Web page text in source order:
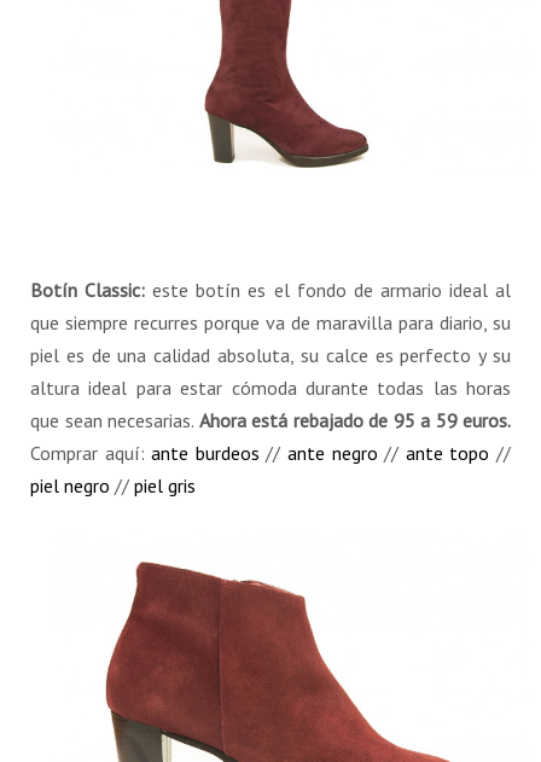
Botín Classic:este botín es el fondo de armario ideal al
que siempre recurres porque va de maravilla para diario, su
piel es de una calidad absoluta, su calce es perfecto y su
altura ideal para estar cómoda durante todas las horas
que sean necesarias. Ahora está rebajado de 95 a 59 euros.
Comprar aquí:ante burdeos //ante negro // ante topo //
piel negro // piel gris